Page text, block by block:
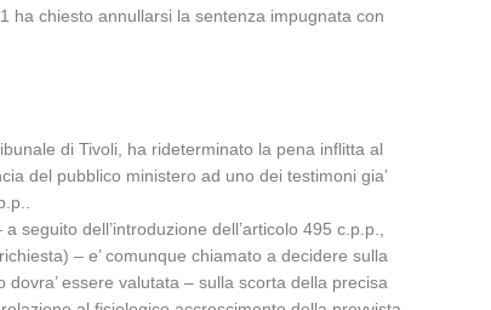
ha chiesto annullarsi la sentenza impugnata con
di Tivoli, ha rideterminato la pena inflitta al
del pubblico ministero ad uno dei testimoni gia’
dell’introduzione dell’articolo 495 c.p.p.,
– e’ comunque chiamato a decidere sulla
essere valutata – sulla scorta della precisa